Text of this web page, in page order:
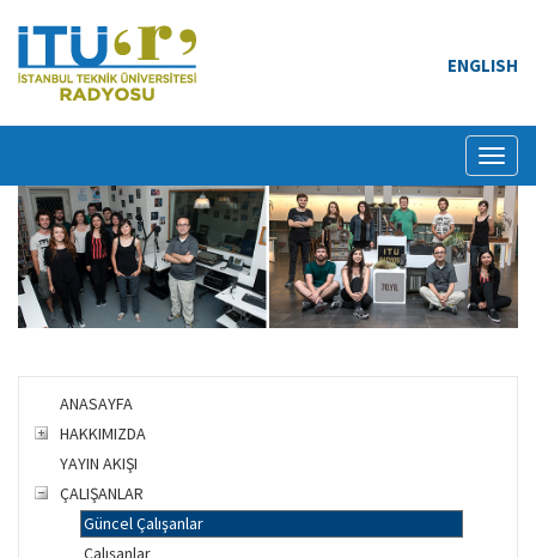
ENGLISH
ANASAYFA
HAKKIMIZDA
YAYIN AKIŞI
ÇALIŞANLAR
Güncel Çalışanlar